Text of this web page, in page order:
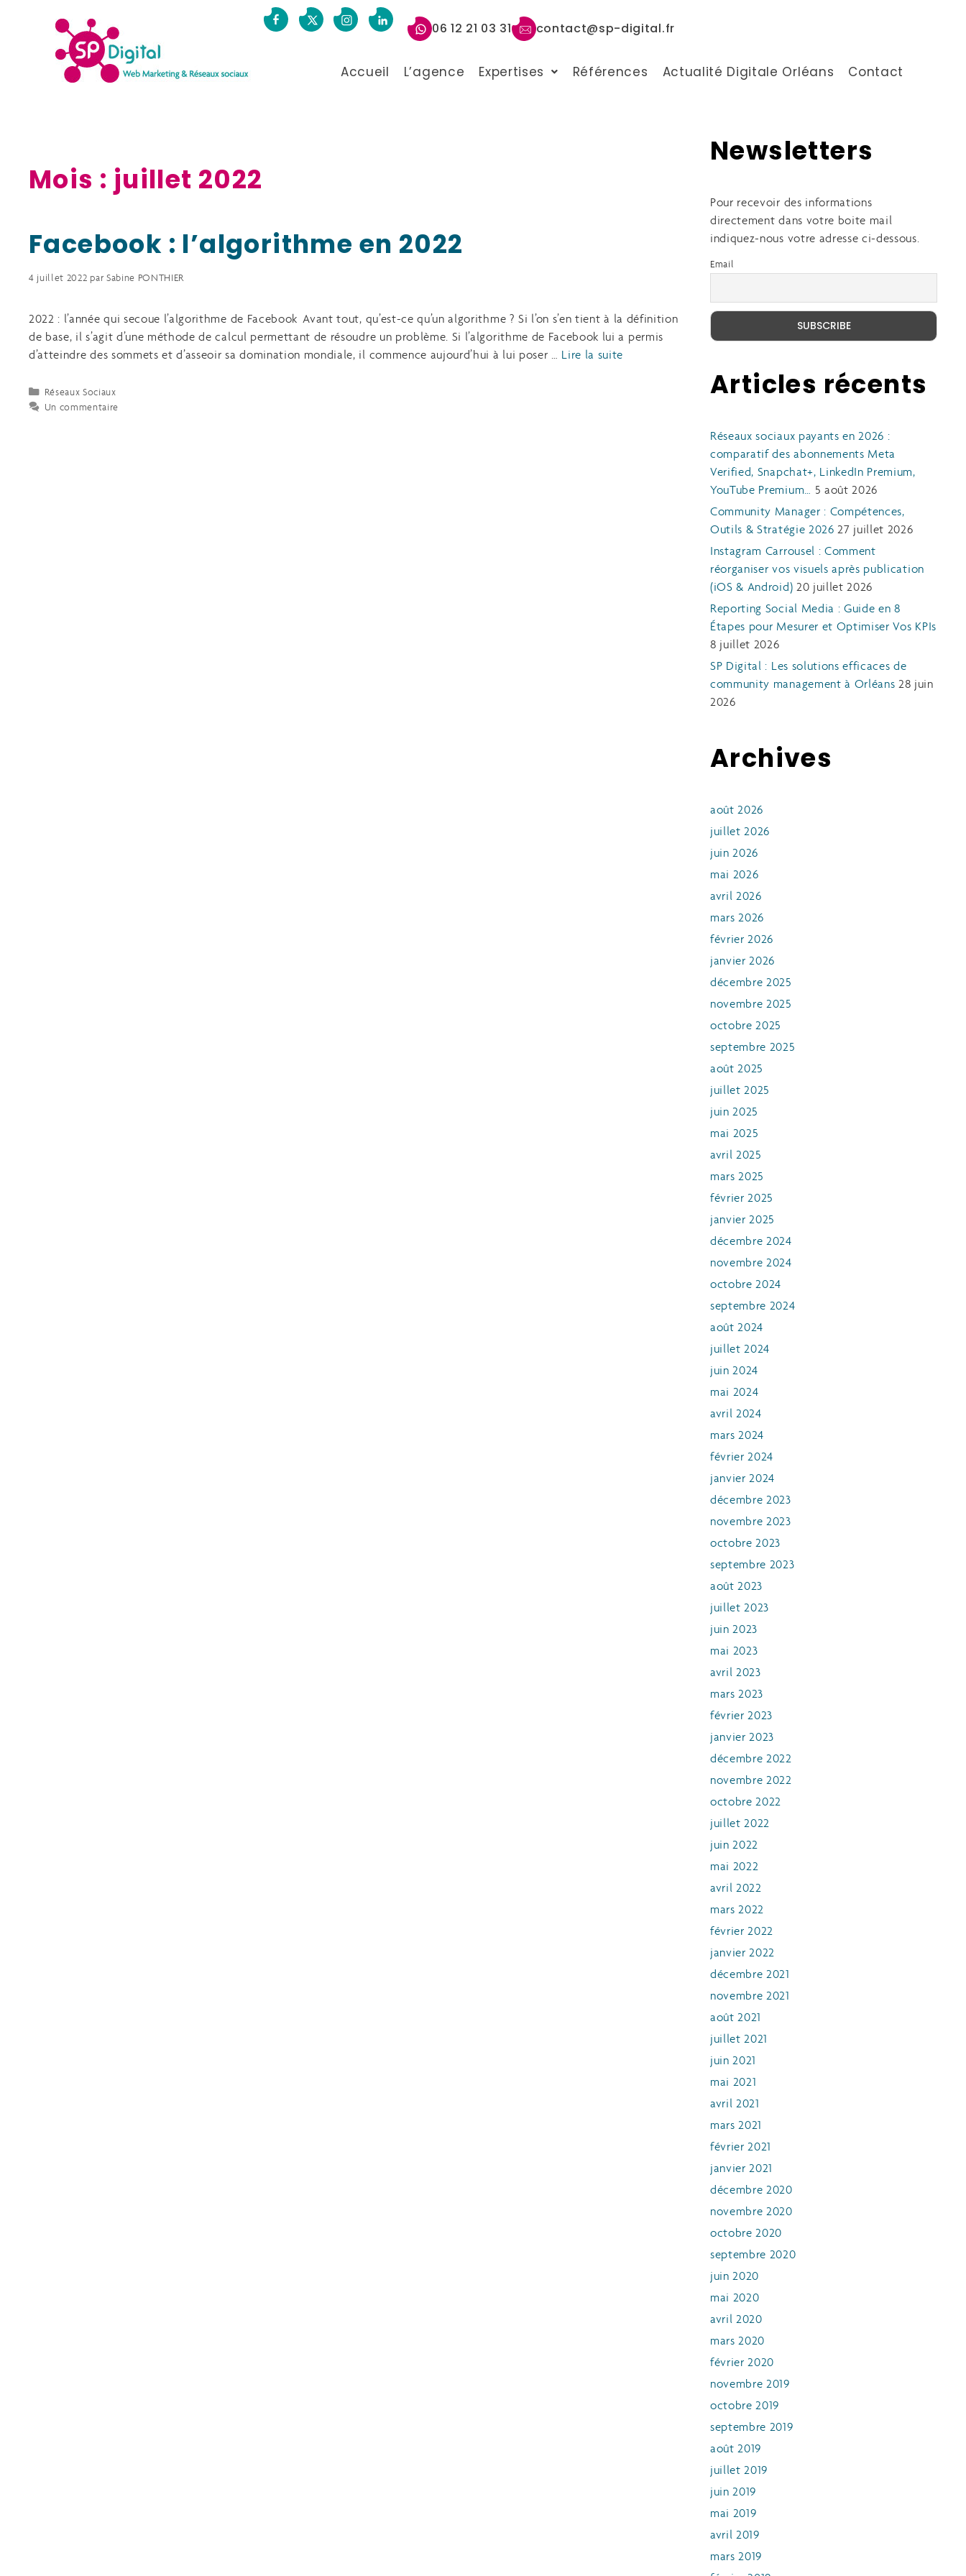
06 12 21 03 31 contact@sp-digital.fr
Accueil L’agence Expertises Références Actualité Digitale Orléans Contact
Mois : juillet 2022
Facebook : l’algorithme en 2022
4 juillet 2022 par Sabine PONTHIER
2022 : l’année qui secoue l’algorithme de Facebook Avant tout, qu’est-ce qu’un algorithme ? Si l’on s’en tient à la définition
de base, il s’agit d’une méthode de calcul permettant de résoudre un problème. Si l’algorithme de Facebook lui a permis
d’atteindre des sommets et d’asseoir sa domination mondiale, il commence aujourd’hui à lui poser … Lire la suite
Réseaux Sociaux
Un commentaire
Newsletters
Pour recevoir des informations
directement dans votre boite mail
indiquez-nous votre adresse ci-dessous.
Email
Articles récents
Réseaux sociaux payants en 2026 :
comparatif des abonnements Meta
Verified, Snapchat+, LinkedIn Premium,
YouTube Premium… 5 août 2026
Community Manager : Compétences,
Outils & Stratégie 2026 27 juillet 2026
Instagram Carrousel : Comment
réorganiser vos visuels après publication
(iOS & Android) 20 juillet 2026
Reporting Social Media : Guide en 8
Étapes pour Mesurer et Optimiser Vos KPIs
8 juillet 2026
SP Digital : Les solutions efficaces de
community management à Orléans 28 juin
2026
Archives
août 2026
juillet 2026
juin 2026
mai 2026
avril 2026
mars 2026
février 2026
janvier 2026
décembre 2025
novembre 2025
octobre 2025
septembre 2025
août 2025
juillet 2025
juin 2025
mai 2025
avril 2025
mars 2025
février 2025
janvier 2025
décembre 2024
novembre 2024
octobre 2024
septembre 2024
août 2024
juillet 2024
juin 2024
mai 2024
avril 2024
mars 2024
février 2024
janvier 2024
décembre 2023
novembre 2023
octobre 2023
septembre 2023
août 2023
juillet 2023
juin 2023
mai 2023
avril 2023
mars 2023
février 2023
janvier 2023
décembre 2022
novembre 2022
octobre 2022
juillet 2022
juin 2022
mai 2022
avril 2022
mars 2022
février 2022
janvier 2022
décembre 2021
novembre 2021
août 2021
juillet 2021
juin 2021
mai 2021
avril 2021
mars 2021
février 2021
janvier 2021
décembre 2020
novembre 2020
octobre 2020
septembre 2020
juin 2020
mai 2020
avril 2020
mars 2020
février 2020
novembre 2019
octobre 2019
septembre 2019
août 2019
juillet 2019
juin 2019
mai 2019
avril 2019
mars 2019